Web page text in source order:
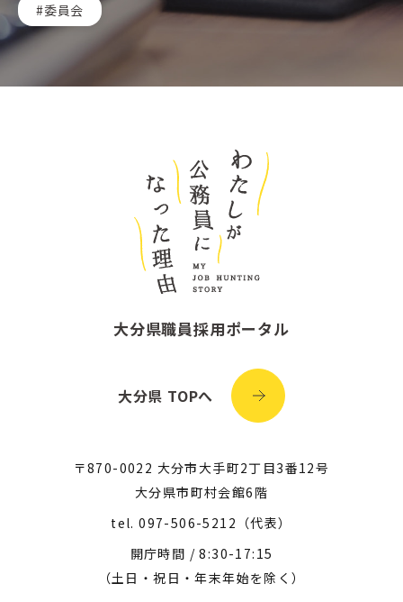
委員会
大分県職員採用ポータル
大分県 TOPへ
〒870-0022 大分市大手町2丁目3番12号
大分県市町村会館6階
tel.097-506-5212 （代表）
開庁時間 / 8:30-17:15
（土日・祝日・年末年始を除く）